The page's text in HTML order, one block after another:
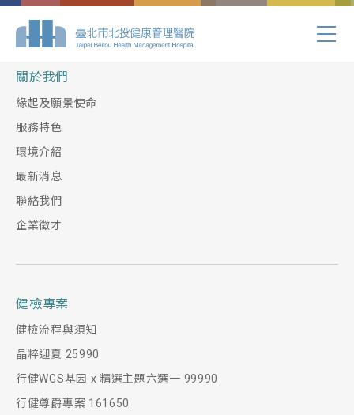
Index.php
關於我們
緣起及願景使命
服務特色
環境介紹
最新消息
聯絡我們
企業徵才
健檢專案
健檢流程與須知
晶粹迎夏 25990
行健WGS基因 x 精選主題六選一 99990
行健尊爵專案 161650